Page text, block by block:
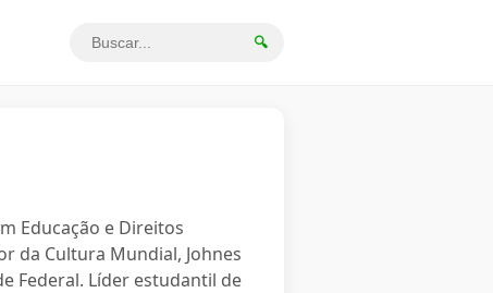
🔍
Educação e Direitos
da Cultura Mundial, Johnes
Federal. Líder estudantil de